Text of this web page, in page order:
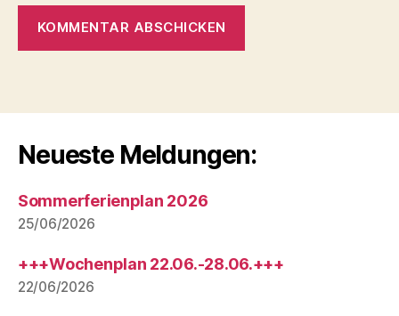
Neueste Meldungen:
Sommerferienplan 2026
25/06/2026
+++Wochenplan 22.06.-28.06.+++
22/06/2026